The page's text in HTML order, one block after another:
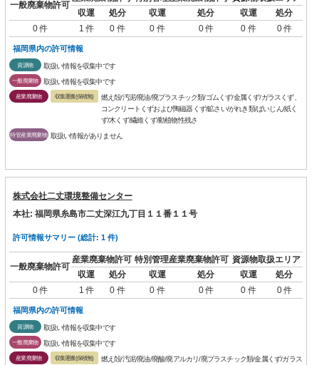
一般廃棄物許可
収運
処分 収運 処分 収運
処分
0 件
1 件 0 件 0 件 0 件 0 件 0 件
福岡県内の許可情報
資源物 取扱い情報を収集中です
一般廃棄物 取扱い情報を収集中です
産業廃棄物 収集運搬(保積無)
燃え殻/汚泥/廃油/廃プラスチック類/ゴムくず/金属くず/ガラスくず、
コンクリートくずおよび陶磁器くず/鉱さい/がれき類/ばいじん/紙く
ず/木くず/繊維くず/動植物性残さ
特管産業廃棄物 取扱い情報がありません
株式会社二丈環境整備センター
本社: 福岡県糸島市二丈深江九丁目１１番１１号
許可情報サマリー (総計: 1 件)
一般廃棄物許可
産業廃棄物許可 特別管理産業廃棄物許可 資源物取扱エリア
収運
処分 収運 処分 収運
処分
0 件
1 件 0 件 0 件 0 件 0 件 0 件
福岡県内の許可情報
資源物 取扱い情報を収集中です
一般廃棄物 取扱い情報を収集中です
産業廃棄物 収集運搬(保積無)
燃え殻/汚泥/廃油/廃酸/廃アルカリ/廃プラスチック類/金属くず/ガラス